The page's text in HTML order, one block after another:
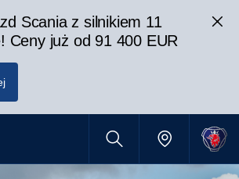
Scania z silnikiem 11
Ceny już od 91 400 EUR